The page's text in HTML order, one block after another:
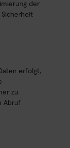
der
erfolgt,
zu
Abruf